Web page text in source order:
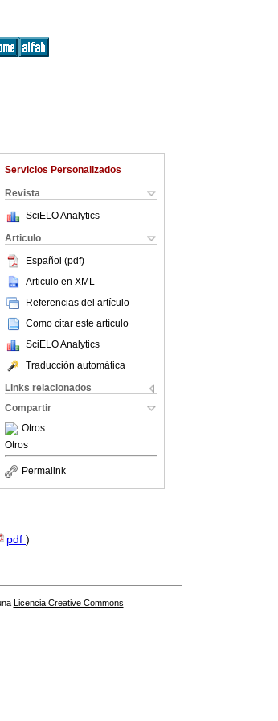
Servicios Personalizados
Revista
SciELO Analytics
Articulo
Español (pdf)
Articulo en XML
Referencias del artículo
Como citar este artículo
SciELO Analytics
Traducción automática
Links relacionados
Compartir
Otros
Otros
Permalink
pdf )
Licencia Creative Commons